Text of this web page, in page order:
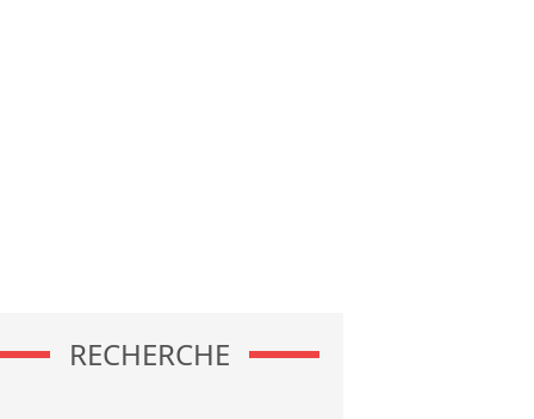
RECHERCHE